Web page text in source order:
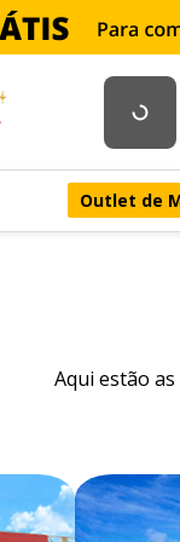
Outlet de
Aqui estão